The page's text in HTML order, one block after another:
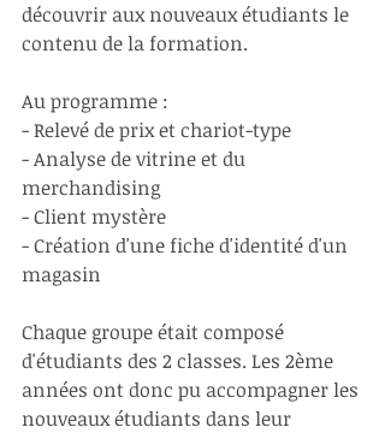
découvrir aux nouveaux étudiants le
contenu de la formation.
Au programme :
- Relevé de prix et chariot-type
- Analyse de vitrine et du
merchandising
- Client mystère
- Création d'une fiche d'identité d'un
magasin
Chaque groupe était composé
d'étudiants des 2 classes. Les 2ème
années ont donc pu accompagner les
nouveaux étudiants dans leur